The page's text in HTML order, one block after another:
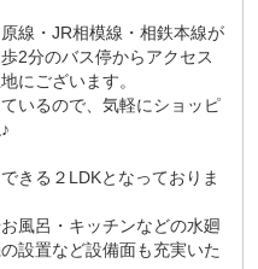
線・JR相模線・相鉄本線が
2分のバス停からアクセス
にございます。
いるので、気軽にショッピ
きる２LDKとなっておりま
風呂・キッチンなどの水廻
設置など設備面も充実いた